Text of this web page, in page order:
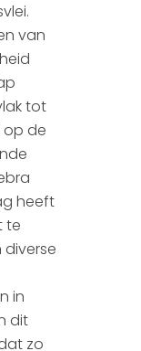
van
tot
de
heeft
te
diverse
in
dit
zo